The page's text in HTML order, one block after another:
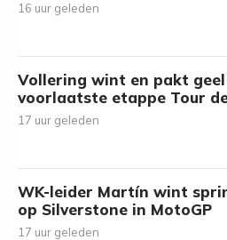
16 uur geleden
Vollering wint en pakt
voorlaatste etappe Tour
17 uur geleden
WK-leider Martín wint
op Silverstone in MotoGP
17 uur geleden